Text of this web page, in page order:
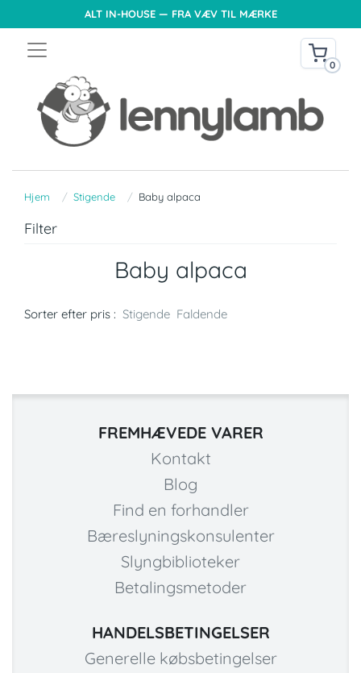
ALT IN-HOUSE — FRA VÆV TIL MÆRKE
0
Hjem Stigende Baby alpaca
Filter
Baby alpaca
Sorter efter pris : Stigende Faldende
FREMHÆVEDE VARER
Kontakt
Blog
Find en forhandler
Bæreslyningskonsulenter
Slyngbiblioteker
Betalingsmetoder
HANDELSBETINGELSER
Generelle købsbetingelser